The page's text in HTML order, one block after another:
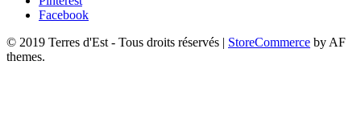
Facebook
© 2019 Terres d'Est - Tous droits réservés
StoreCommerce by AF
themes.